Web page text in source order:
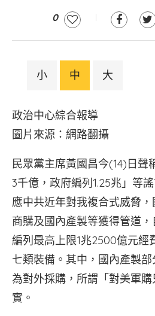
0
小 中 大
政治中心綜合報導
圖片來源：
民眾黨主席黃國昌今(14)日聲
3千億，政府編列1.25兆」等
應中共近年對我複合式威脅，
商購及國內產製等獲得管道，
編列最高上限1兆2500億元經
七類裝備。其中，國內產製
為對外採購，所謂「對美軍
實。